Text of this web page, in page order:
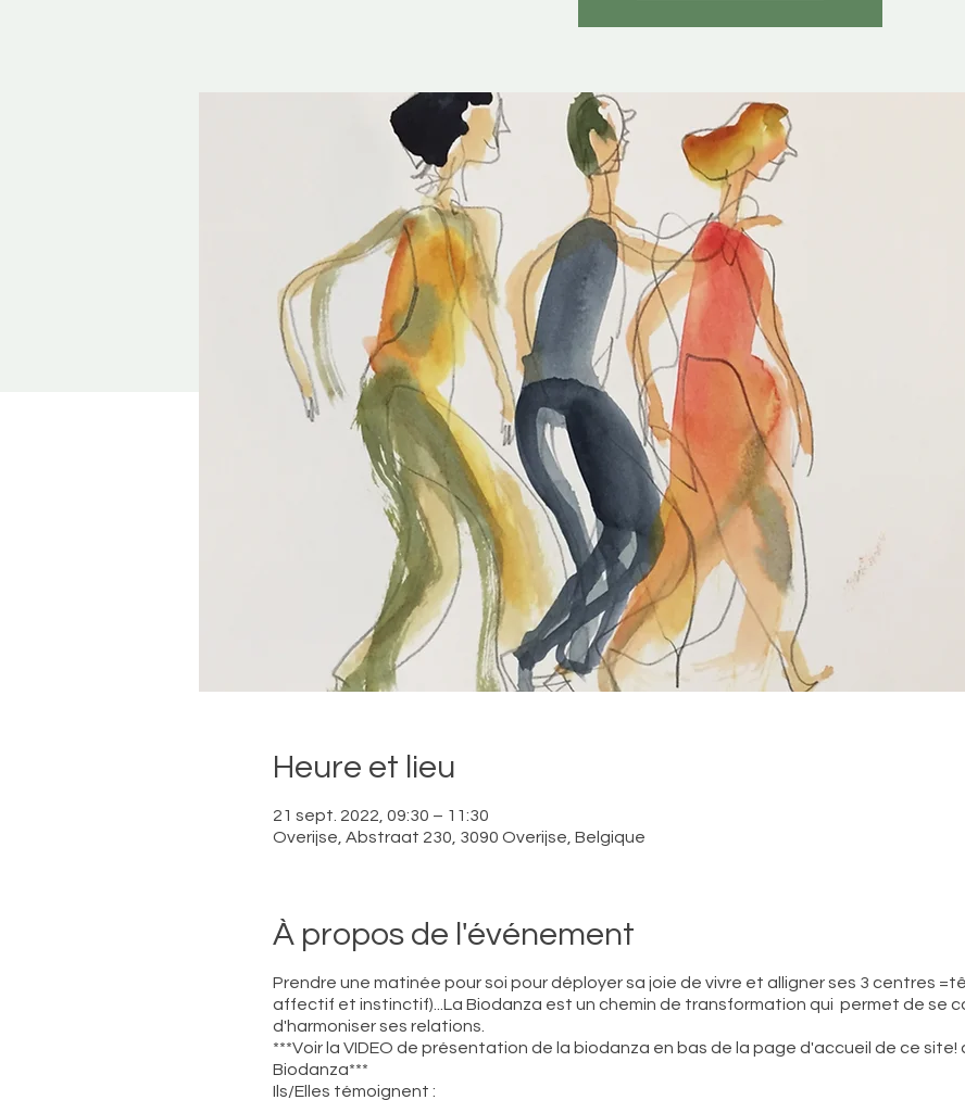
Heure et lieu
21 sept. 2022, 09:30 – 11:30
Overijse, Abstraat 230, 3090 Overijse, Belgique
À propos de l'événement
Prendre une matinée pour soi pour déployer sa joie de vivre et alligner ses 3 centres
affectif et instinctif)...La Biodanza est un chemin de transformation qui permet de se
d'harmoniser ses relations.
***Voir la VIDEO de présentation de la biodanza en bas de la page d'accueil de ce site!
Biodanza***
Ils/Elles témoignent :